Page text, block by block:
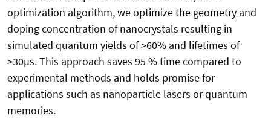
optimization algorithm, we optimize the geometry and
doping concentration of nanocrystals resulting in
simulated quantum yields of >60% and lifetimes of
>30µs. This approach saves 95 % time compared to
experimental methods and holds promise for
applications such as nanoparticle lasers or quantum
memories.